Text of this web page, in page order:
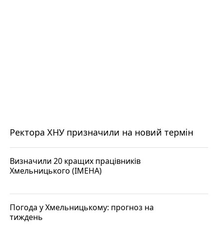
Ректора ХНУ призначили на новий термін
Визначили 20 кращих працівників
Хмельницького (ІМЕНА)
Погода у Хмельницькому: прогноз на
тиждень